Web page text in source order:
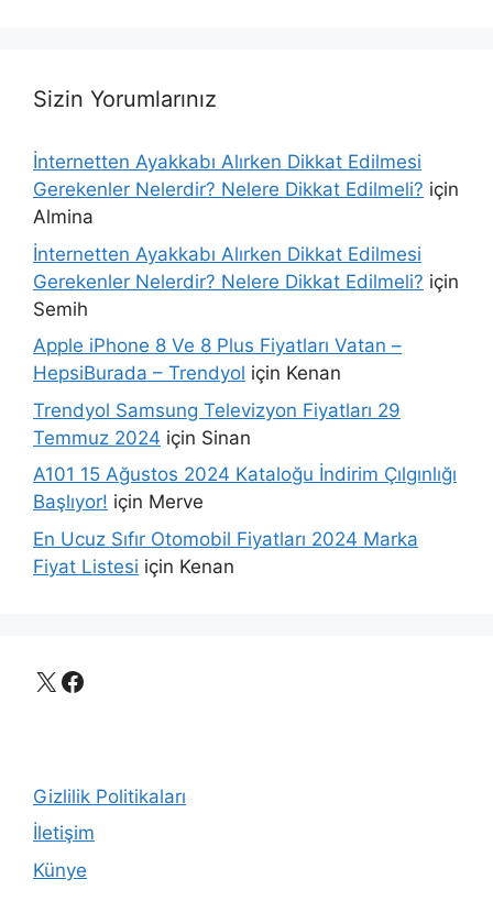
Sizin Yorumlarınız
İnternetten Ayakkabı Alırken Dikkat Edilmesi
Gerekenler Nelerdir? Nelere Dikkat Edilmeli? için
Almina
İnternetten Ayakkabı Alırken Dikkat Edilmesi
Gerekenler Nelerdir? Nelere Dikkat Edilmeli? için
Semih
Apple iPhone 8 Ve 8 Plus Fiyatları Vatan –
HepsiBurada – Trendyol için Kenan
Trendyol Samsung Televizyon Fiyatları 29
Temmuz 2024 için Sinan
A101 15 Ağustos 2024 Kataloğu İndirim Çılgınlığı
Başlıyor! için Merve
En Ucuz Sıfır Otomobil Fiyatları 2024 Marka
Fiyat Listesi için Kenan
X Facebook
Gizlilik Politikaları
İletişim
Künye